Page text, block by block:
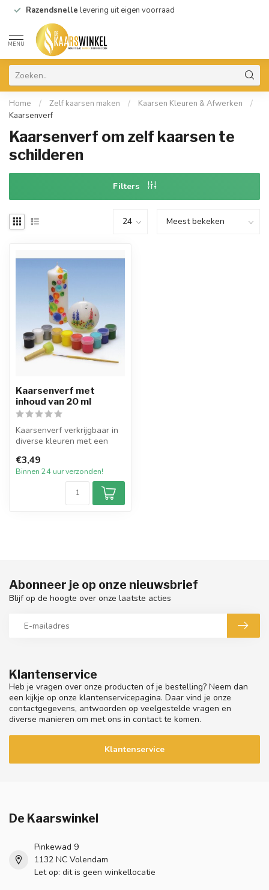
Razendsnelle levering uit eigen voorraad
MENU
Home / Zelf kaarsen maken / Kaarsen Kleuren & Afwerken
/
Kaarsenverf
Kaarsenverf om zelf kaarsen te
schilderen
Filters
Kaarsenverf met
inhoud van 20 ml
Kaarsenverf verkrijgbaar in
diverse kleuren met een
b...
€3,49
Binnen 24 uur verzonden!
Klantenservice
Heb je vragen over onze producten of je bestelling? Neem dan
een kijkje op onze klantenservicepagina. Daar vind je onze
contactgegevens, antwoorden op veelgestelde vragen en
diverse manieren om met ons in contact te komen.
Klantenservice
Abonneer je op onze nieuwsbrief
Blijf op de hoogte over onze laatste acties
De Kaarswinkel
Pinkewad 9
1132 NC Volendam
Let op: dit is geen winkellocatie